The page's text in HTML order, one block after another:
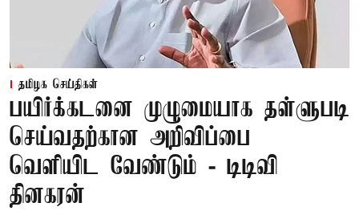
தமிழக செய்திகள்
பயிர்க்கடனை முழுமையாக தள்ளுபடி
செய்வதற்கான அறிவிப்பை
வெளியிட வேண்டும் - டிடிவி
தினகரன்